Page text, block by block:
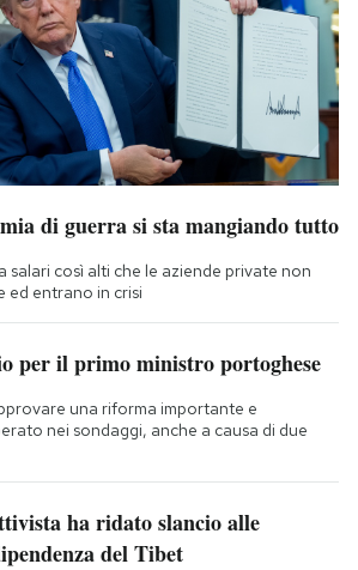
di guerra si sta mangiando tutto
salari così alti che le aziende private non
ed entrano in crisi
per il primo ministro portoghese
una riforma importante e
nei sondaggi, anche a causa di due
ha ridato slancio alle
del Tibet